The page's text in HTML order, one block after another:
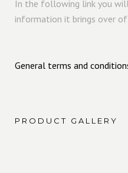
In the following link you
information it brings over
General terms and
PRODUCT GALLERY